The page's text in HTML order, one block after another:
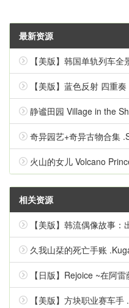
最新资源
【美版】韩国单轨列车全景线 华盖山
【美版】蓝色反射 四重奏
静谧田园 Village in the
奇异园艺+奇异古物合集
火山的女儿 Volcano
相关资源
【美版】韩流偶像故事：出道之
久我山栞的死亡手账
【日版】Rejoice ~在阿
【美版】方块职业赛车